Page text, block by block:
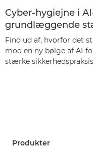
Cyber-hygiejne i
grundlæggende
Find ud af, hvorfor det
mod en ny bølge af AI-
stærke
Produkter